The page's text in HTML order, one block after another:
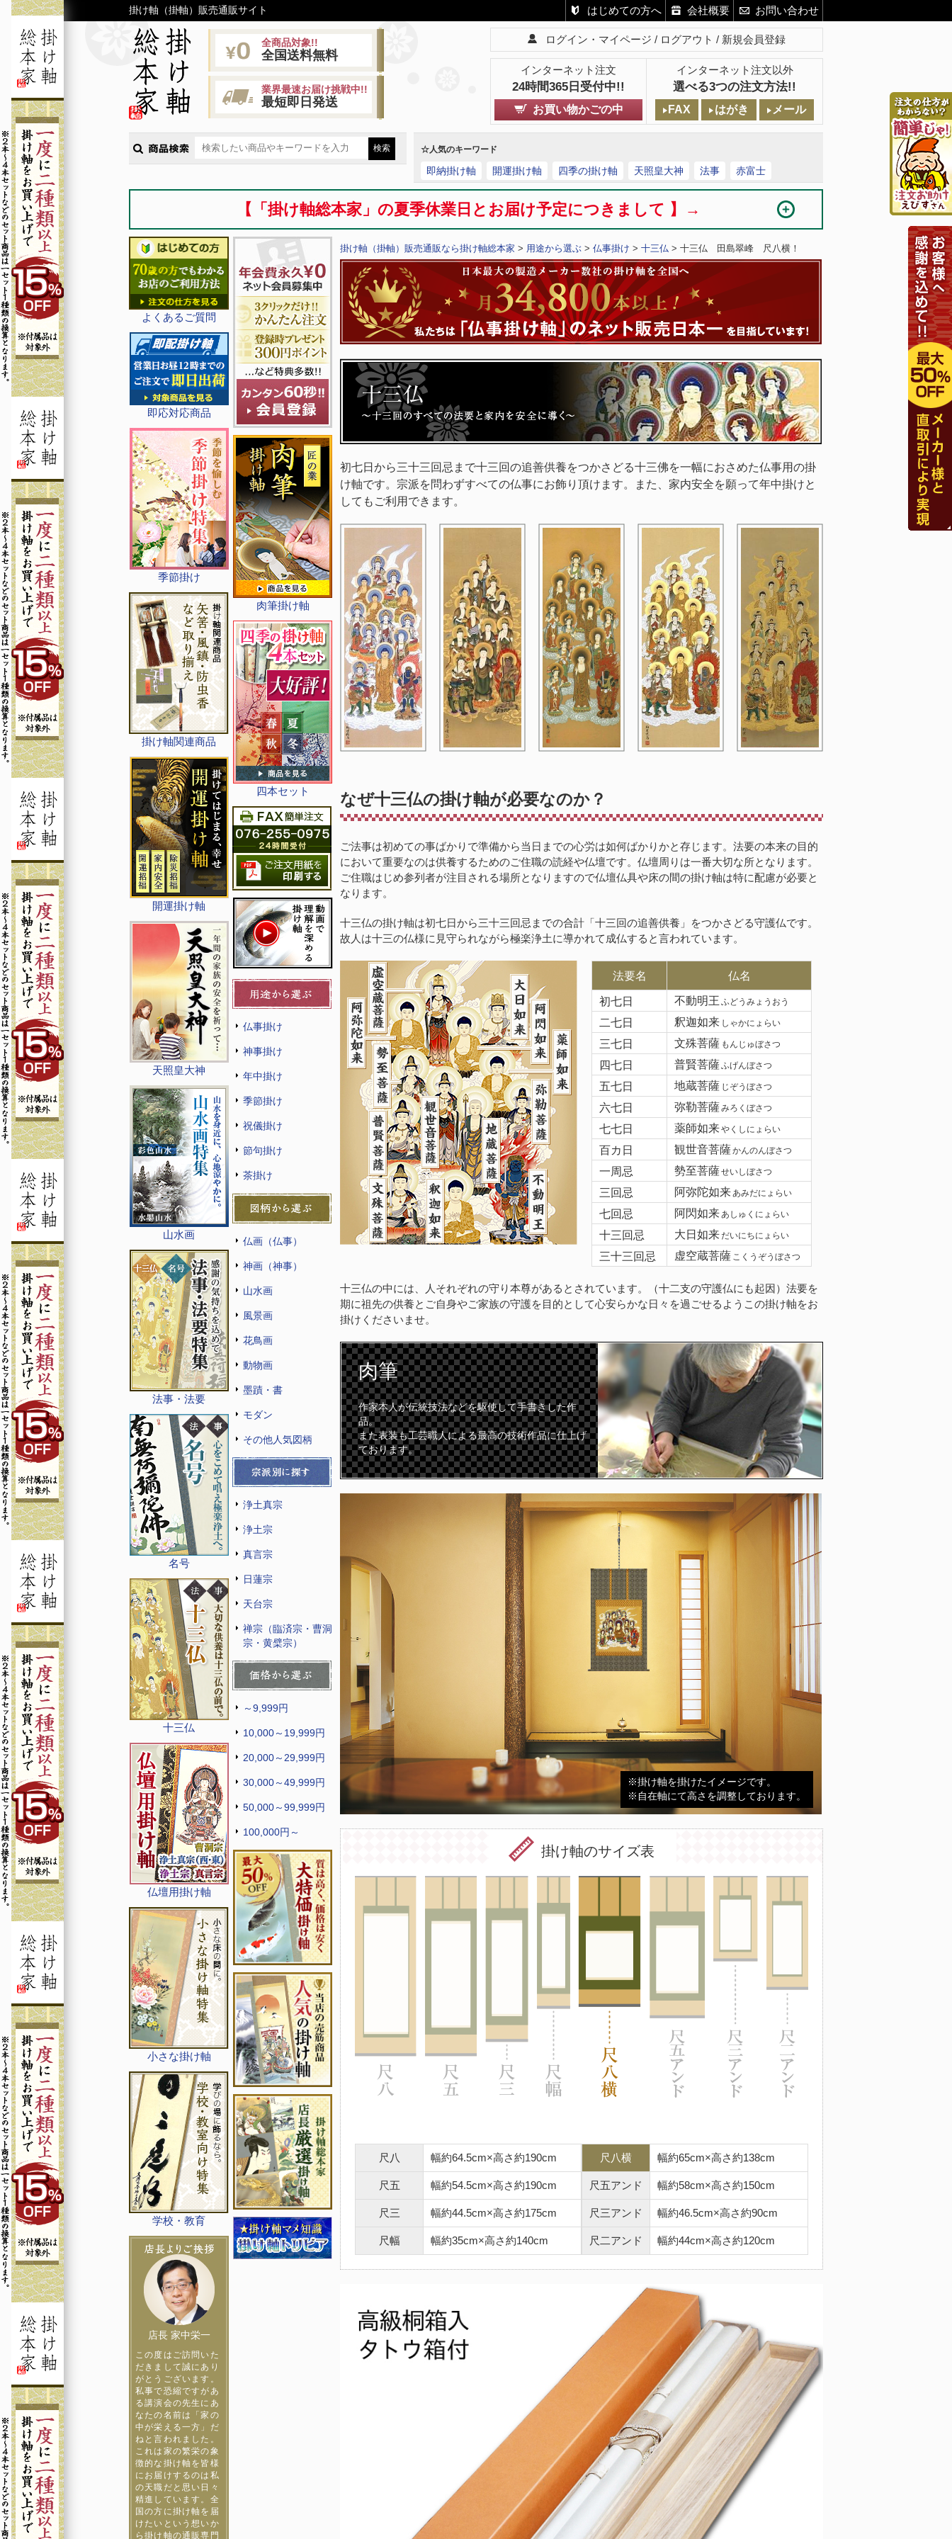
掛け軸（掛軸）販売通販サイト はじめての方へ 会社概要 お問い合わせ
全商品対象!!
全国送料無料
業界最速お届け挑戦中!!
最短即日発送
ログイン・マイページ ログアウト 新規会員登録
インターネット注文
24時間365日受付中!!
インターネット注文以外
選べる3つの注文方法!!
お買い物かごの中 FAX はがき メール
☆人気のキーワード
即納掛け軸 開運掛け軸 四季の掛け軸 天照皇大神 法事 赤富士
【「掛け軸総本家」の夏季休業日とお届け予定につきまして 】→
よくあるご質問
即応対応商品
季節掛け
掛け軸関連商品
開運掛け軸
天照皇大神
山水画
法事・法要
名号
十三仏
仏壇用掛け軸
小さな掛け軸
学校・教育
店長 家中栄一
この度はご訪問いた
だきまして誠にあり
がとうございます。
私事で恐縮ですがあ
る講演会の先生にあ
なたの名前は「家の
中が栄える一方」だ
ねと言われました。
これは家の繁栄の象
徴的な掛け軸を皆様
にお届けするのは私
の天職だと思い日々
精進しています。全
国の方に掛け軸を届
けたいという想いか
ら掛け軸の通販専門
肉筆掛け軸
四本セット
仏事掛け
神事掛け
年中掛け
季節掛け
祝儀掛け
節句掛け
茶掛け
仏画（仏事）
神画（神事）
山水画
風景画
花鳥画
動物画
墨蹟・書
モダン
その他人気図柄
浄土真宗
浄土宗
真言宗
日蓮宗
天台宗
禅宗（臨済宗・曹洞
宗・黄檗宗）
～9,999円
10,000～19,999円
20,000～29,999円
30,000～49,999円
50,000～99,999円
100,000円～
掛け軸（掛軸）販売通販なら掛け軸総本家 > 用途から選ぶ > 仏事掛け > 十三仏 > 十三仏 田島翠峰 尺八横！
初七日から三十三回忌まで十三回の追善供養をつかさどる十三佛を一幅におさめた仏事用の掛
け軸です。宗派を問わずすべての仏事にお飾り頂けます。また、家内安全を願って年中掛けと
してもご利用できます。
なぜ十三仏の掛け軸が必要なのか？
ご法事は初めての事ばかりで準備から当日までの心労は如何ばかりかと存じます。法要の本来の目的
において重要なのは供養するためのご住職の読経や仏壇です。仏壇周りは一番大切な所となります。
ご住職はじめ参列者が注目される場所となりますので仏壇仏具や床の間の掛け軸は特に配慮が必要と
なります。
十三仏の掛け軸は初七日から三十三回忌までの合計「十三回の追善供養」をつかさどる守護仏です。
故人は十三の仏様に見守られながら極楽浄土に導かれて成仏すると言われています。
法要名
仏名
初七日
不動明王 ふどうみょうおう
二七日 釈迦如来 しゃかにょらい
三七日 文殊菩薩 もんじゅぼさつ
四七日 普賢菩薩ふげんぼさつ
五七日 地蔵菩薩 じぞうぼさつ
六七日 弥勒菩薩みろくぼさつ
七七日 薬師如来やくしにょらい
百カ日 観世音菩薩かんのんぼさつ
一周忌 勢至菩薩せいしぼさつ
三回忌 阿弥陀如来あみだにょらい
七回忌 阿閃如来あしゅくにょらい
十三回忌 大日如来だいにちにょらい
三十三回忌 虚空蔵菩薩 こくうぞうぼさつ
十三仏の中には、人それぞれの守り本尊があるとされています。（十二支の守護仏にも起因）法要を
期に祖先の供養とご自身やご家族の守護を目的として心安らかな日々を過ごせるようこの掛け軸をお
掛けくださいませ。
肉筆
作家本人が伝統技法などを駆使して手書きした作
品。
また表装も工芸職人による最高の技術作品に仕上げ
ております。
※掛け軸を掛けたイメージです。
※自在軸にて高さを調整しております。
掛け軸のサイズ表
尺八 幅約64.5cm×高さ約190cm
尺五 幅約54.5cm×高さ約190cm
尺三 幅約44.5cm×高さ約175cm
尺幅 幅約35cm×高さ約140cm
尺八横 幅約65cm×高さ約138cm
尺五アンド 幅約58cm×高さ約150cm
尺三アンド 幅約46.5cm×高さ約90cm
尺二アンド 幅約44cm×高さ約120cm